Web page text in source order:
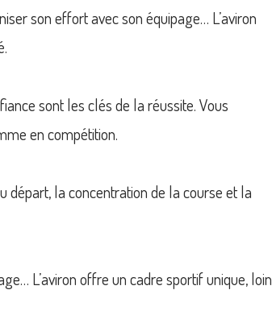
son effort avec son équipage… L’aviron
sont les clés de la réussite. Vous
en compétition.
départ, la concentration de la course et la
L’aviron offre un cadre sportif unique, loin